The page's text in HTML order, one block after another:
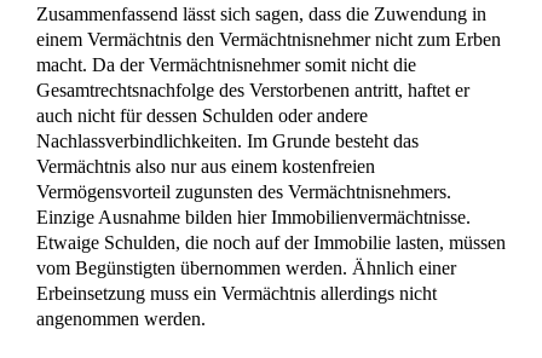
Zusammenfassend lässt sich sagen, dass die Zuwendung in
einem Vermächtnis den Vermächtnisnehmer nicht zum Erben
macht. Da der Vermächtnisnehmer somit nicht die
Gesamtrechtsnachfolge des Verstorbenen antritt, haftet er
auch nicht für dessen Schulden oder andere
Nachlassverbindlichkeiten. Im Grunde besteht das
Vermächtnis also nur aus einem kostenfreien
Vermögensvorteil zugunsten des Vermächtnisnehmers.
Einzige Ausnahme bilden hier Immobilienvermächtnisse.
Etwaige Schulden, die noch auf der Immobilie lasten, müssen
vom Begünstigten übernommen werden. Ähnlich einer
Erbeinsetzung muss ein Vermächtnis allerdings nicht
angenommen werden.